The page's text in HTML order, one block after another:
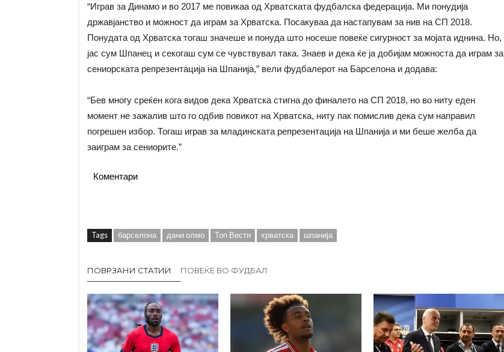
“Играв за Динамо и во 2017 ме повикаа од Хрватската фудбалска федерација. Ми понудија
државјанство и можност да играм за Хрватска. Посакуваа да настапувам за нив на СП 2018.
Понудата од Хрватска тогаш значеше и понуда што носеше повеќе сигурност за мојата иднина. Но,
јас сум Шпанец и секогаш сум се чувствувал така. Знаев и дека ќе ја добијам можноста да играм за
сениорската репрезентација на Шпанија,” вели фудбалерот на Барселона и додава:
“Бев многу среќен кога видов дека Хрватска стигна до финалето на СП 2018, но во ниту еден
момент не зажалив што го одбив повикот на Хрватска, ниту пак помислив дека сум направил
погрешен избор. Тогаш играв за младинската репрезентација на Шпанија и ми беше желба да
заиграм за сениорите.”
Коментари
Tags барселона дани олмо Топ Вести хрватска шпанија
ПОВРЗАНИ СТАТИИ ПОВЕЌЕ ВО ФУДБАЛ